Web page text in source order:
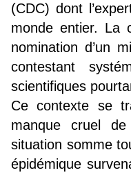
(CDC) dont
monde entier. La
nomination d’un
contestant
scientifiques
Ce contexte se
manque cruel
situation somme
épidémique